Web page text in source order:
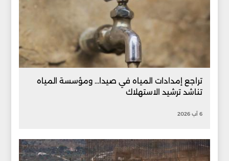
تراجع إمدادات المياه في صيدا... ومؤسسة المياه
تناشد ترشيد الاستهلاك
6 آب 2026